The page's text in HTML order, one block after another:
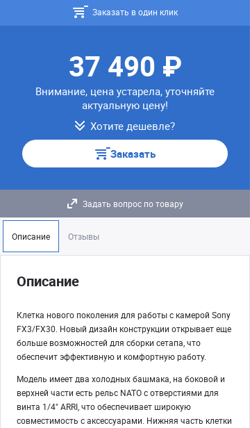
Заказать в один клик
37 490 ₽
Внимание, цена устарела, уточняйте
актуальную цену!
Хотите дешевле?
Заказать
Задать вопрос по товару
Описание Отзывы
Описание
Клетка нового поколения для работы с камерой Sony
FX3/FX30. Новый дизайн конструкции открывает еще
больше возможностей для сборки сетапа, что
обеспечит эффективную и комфортную работу.
Модель имеет два холодных башмака, на боковой и
верхней части есть рельс NATO с отверстиями для
винта 1/4" ARRI, что обеспечивает широкую
совместимость с аксессуарами. Нижняя часть клетки